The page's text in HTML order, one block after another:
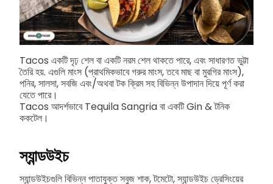
Tacos একটি দৃঢ় শেল বা একটি নরম শেল থাকতে পারে, এবং সাধারণত ভুট্টা
তৈরি হয়. এগুলি মাংস (প্রাথমিকভাবে গরুর মাংস, তবে মাছ বা মুরগির মাংস),
পনির, সালসা, সবজি এবং/অথবা টক ক্রিম সহ বিভিন্ন উপাদান দিয়ে পূর্ণ করা
যেতে পারে।
Tacos আদর্শভাবে Tequila Sangria বা একটি Gin & টনিক
ককটেল।
স্যান্ডউইচ
স্যান্ডউইচগুলি বিভিন্ন পাতাযুক্ত সবুজ শাক, টমেটো, স্যান্ডউইচ ড্রেসিংয়ের